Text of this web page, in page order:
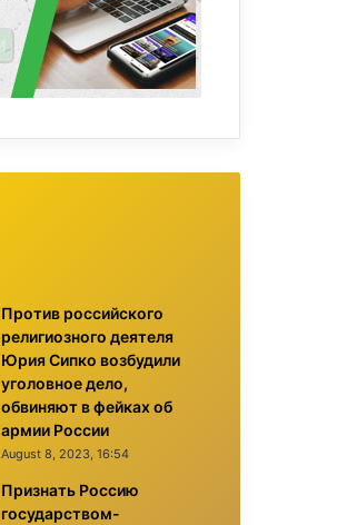
Против российского
религиозного деятеля
Юрия Сипко возбудили
уголовное дело,
обвиняют в фейках об
армии России
August 8, 2023, 16:54
Признать Россию
государством-